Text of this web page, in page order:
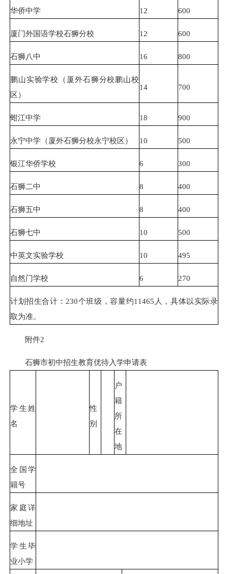
华侨中学 12 600
厦门外国语学校石狮分校 12 600
石狮八中 16 800
鹏山实验学校（厦外石狮分校鹏山校
区）
14 700
蚶江中学 18 900
永宁中学（厦外石狮分校永宁校区） 10 500
银江华侨学校 6 300
石狮二中 8 400
石狮五中 8 400
石狮七中 10 500
中英文实验学校 10 495
自然门学校 6 270
计划招生合计：230个班级，容量约11465人，具体以实际录
取为准。
附件2
石狮市初中招生教育优待入学申请表
学生姓
名
性
别
户
籍
所
在
地
全国学
籍号
家庭详
细地址
学生毕
业小学